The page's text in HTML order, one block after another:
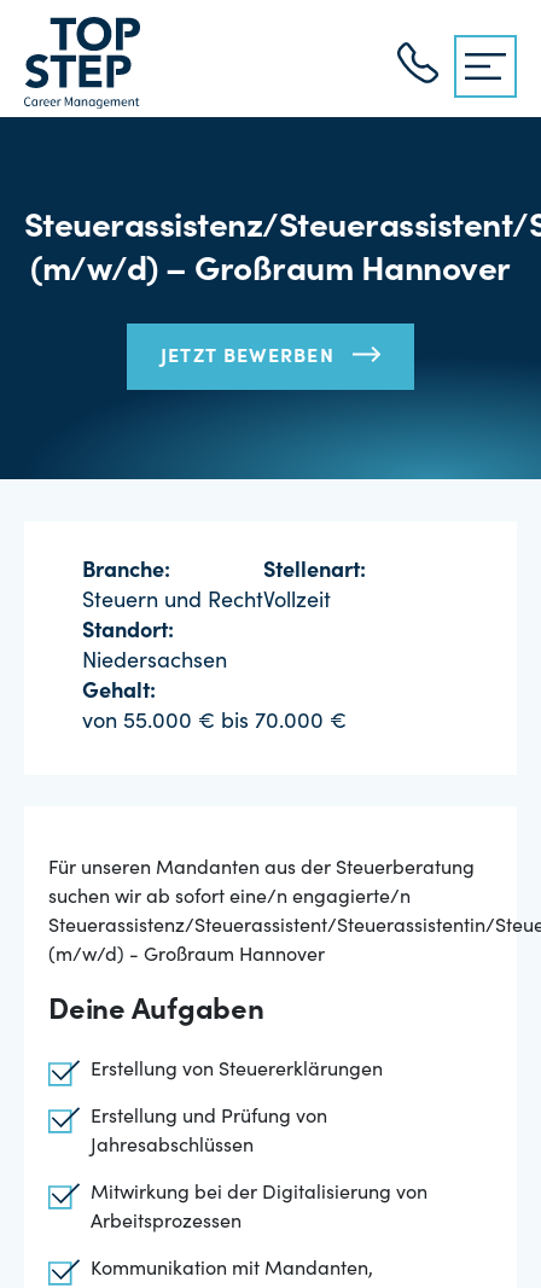
Steuerassistenz/
(m/w/d) – Großraum Hannover
JETZT BEWERBEN
Branche:
Steuern und Recht
Stellenart:
Vollzeit
Standort:
Niedersachsen
Gehalt:
von 55.000 € bis 70.000 €
Für unseren Mandanten aus der Steuerberatung
suchen wir ab sofort eine/n engagierte/n
Steuerassistenz/Steuerassistent/Steuerassistentin/
(m/w/d) - Großraum Hannover
Deine Aufgaben
Erstellung von Steuererklärungen
Erstellung und Prüfung von
Jahresabschlüssen
Mitwirkung bei der Digitalisierung von
Arbeitsprozessen
Kommunikation mit Mandanten,